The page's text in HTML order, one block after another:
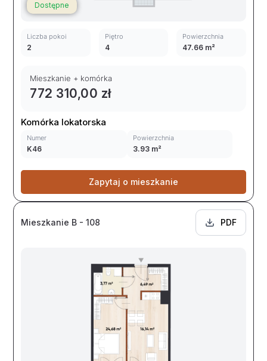
Dostępne
Liczba pokoi
2
Piętro
4
Powierzchnia
47.66 m²
Mieszkanie + komórka
772 310,00 zł
Komórka lokatorska
Numer
K46
Powierzchnia
3.93 m²
Zapytaj o mieszkanie
Mieszkanie B - 108 PDF